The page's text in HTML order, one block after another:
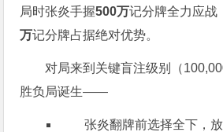
局时张炎手握500万记分牌全力应战
万记分牌占据绝对优势。
对局来到关键盲注级别（
胜负局诞生——
张炎翻牌前选择全下，